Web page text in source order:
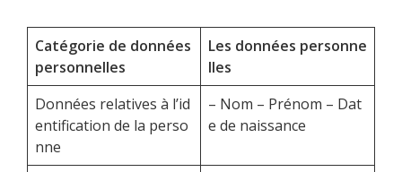
Catégorie de données
personnelles
Les données personne
lles
Données relatives à l’id
entification de la perso
nne
– Nom – Prénom – Dat
e de naissance